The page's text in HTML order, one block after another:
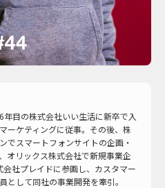
目の株式会社いい生活に新卒で入
ーケティングに従事。その後、株
でスマートフォンサイトの企画・
オリックス株式会社で新規事業企
社プレイドに参画し、カスタマー
として同社の事業開発を牽引。